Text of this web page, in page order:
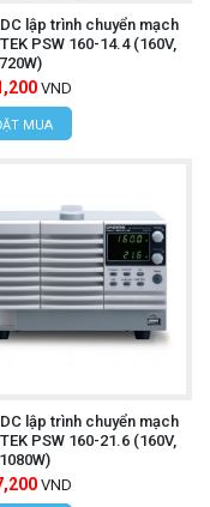
lập trình chuyển mạch
PSW 160-14.4 (160V,
VND
MUA
lập trình chuyển mạch
PSW 160-21.6 (160V,
VND